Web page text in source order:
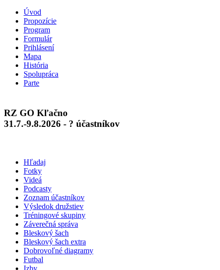
Úvod
Propozície
Program
Formulár
Prihlásení
Mapa
História
Spolupráca
Parte
RZ GO Kľačno
31.7.-9.8.2026 - ? účastníkov
Hľadaj
Fotky
Videá
Podcasty
Zoznam účastníkov
Výsledok družstiev
Tréningové skupiny
Záverečná správa
Bleskový šach
Bleskový šach extra
Dobrovoľné diagramy
Futbal